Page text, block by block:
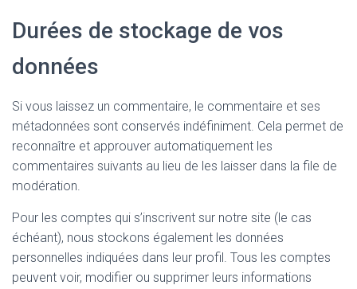
Durées de stockage de vos
données
Si vous laissez un commentaire, le commentaire et ses
métadonnées sont conservés indéfiniment. Cela permet de
reconnaître et approuver automatiquement les
commentaires suivants au lieu de les laisser dans la file de
modération.
Pour les comptes qui s’inscrivent sur notre site (le cas
échéant), nous stockons également les données
personnelles indiquées dans leur profil. Tous les comptes
peuvent voir, modifier ou supprimer leurs informations